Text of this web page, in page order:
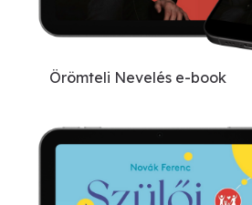
Örömteli Nevelés e-book